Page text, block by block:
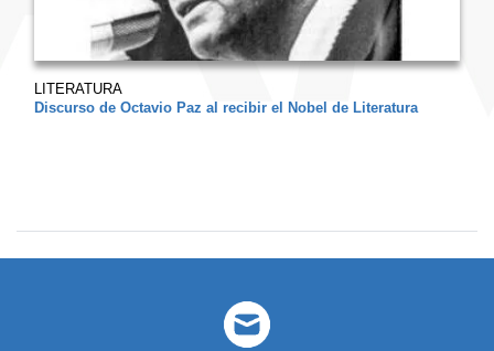
LITERATURA
Discurso de Octavio Paz al recibir el Nobel de Literatura